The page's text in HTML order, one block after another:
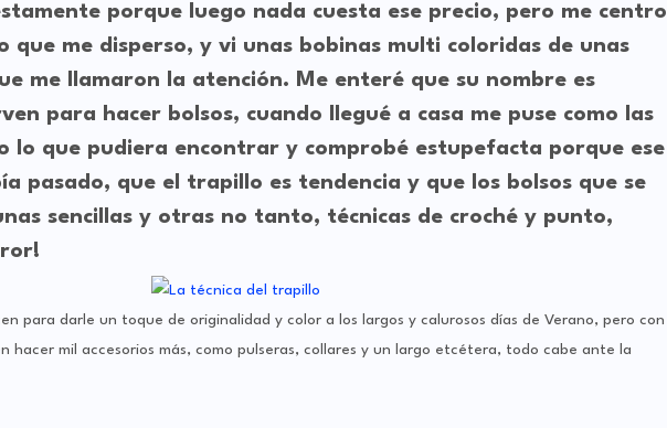
porque luego nada cuesta ese precio, pero me centro
que me disperso, y vi unas bobinas multi coloridas de unas
me llamaron la atención. Me enteré que su nombre es
para hacer bolsos, cuando llegué a casa me puse como las
lo que pudiera encontrar y comprobé estupefacta porque ese
pasado, que el trapillo es tendencia y que los bolsos que se
sencillas y otras no tanto, técnicas de croché y punto,
para darle un toque de originalidad y color a los largos y calurosos días de Verano, pero con
hacer mil accesorios más, como pulseras, collares y un largo etcétera, todo cabe ante la